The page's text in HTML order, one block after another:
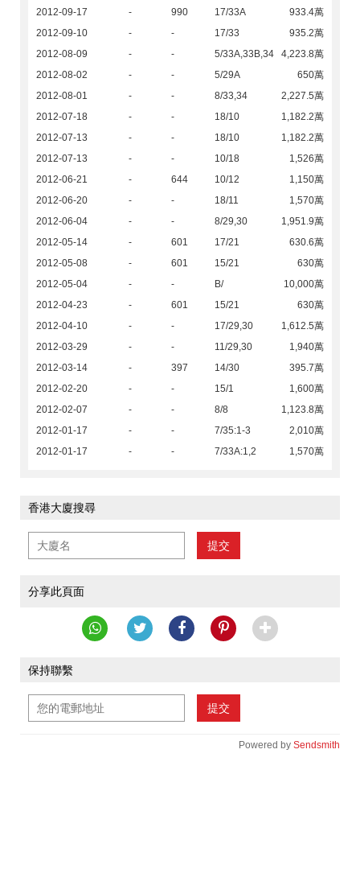
2012-09-17
- 990 17/33A
933.4萬
2012-09-10
- - 17/33
935.2萬
2012-08-09
- - 5/33A,33B,34
4,223.8萬
2012-08-02
- - 5/29A
650萬
2012-08-01
- - 8/33,34
2,227.5萬
2012-07-18
- - 18/10
1,182.2萬
2012-07-13
- - 18/10
1,182.2萬
2012-07-13
- - 10/18
1,526萬
2012-06-21
- 644 10/12
1,150萬
2012-06-20
- - 18/11
1,570萬
2012-06-04
- - 8/29,30
1,951.9萬
2012-05-14
- 601 17/21
630.6萬
2012-05-08
- 601 15/21
630萬
2012-05-04
- - B/
10,000萬
2012-04-23
- 601 15/21
630萬
2012-04-10
- - 17/29,30
1,612.5萬
2012-03-29
- - 11/29,30
1,940萬
2012-03-14
- 397 14/30
395.7萬
2012-02-20
- - 15/1
1,600萬
2012-02-07
- - 8/8
1,123.8萬
2012-01-17
- - 7/35:1-3
2,010萬
2012-01-17
- - 7/33A:1,2 1,570萬
香港大廈搜尋
提交
分享此頁面
保持聯繫
提交
Powered by Sendsmith